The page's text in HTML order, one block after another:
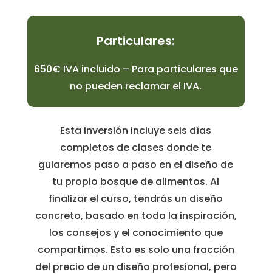
Particulares:
650€ IVA incluido – Para particulares que
no pueden reclamar el IVA.
Esta inversión incluye seis días
completos de clases donde te
guiaremos paso a paso en el diseño de
tu propio bosque de alimentos. Al
finalizar el curso, tendrás un diseño
concreto, basado en toda la inspiración,
los consejos y el conocimiento que
compartimos. Esto es solo una fracción
del precio de un diseño profesional, pero